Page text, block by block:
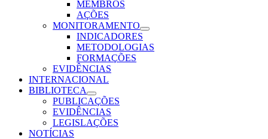
MEMBROS
AÇÕES
MONITORAMENTO
INDICADORES
METODOLOGIAS
FORMAÇÕES
EVIDÊNCIAS
INTERNACIONAL
BIBLIOTECA
PUBLICAÇÕES
EVIDÊNCIAS
LEGISLAÇÕES
NOTÍCIAS